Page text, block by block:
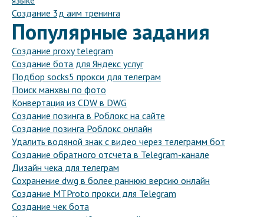
Создание 3д аим тренинга
Популярные задания
Создание proxy telegram
Создание бота для Яндекс услуг
Подбор socks5 прокси для телеграм
Поиск манхвы по фото
Конвертация из CDW в DWG
Создание позинга в Роблокс на сайте
Создание позинга Роблокс онлайн
Удалить водяной знак с видео через телеграмм бот
Создание обратного отсчета в Telegram-канале
Дизайн чека для телеграм
Сохранение dwg в более раннюю версию онлайн
Создание MTProto прокси для Telegram
Создание чек бота